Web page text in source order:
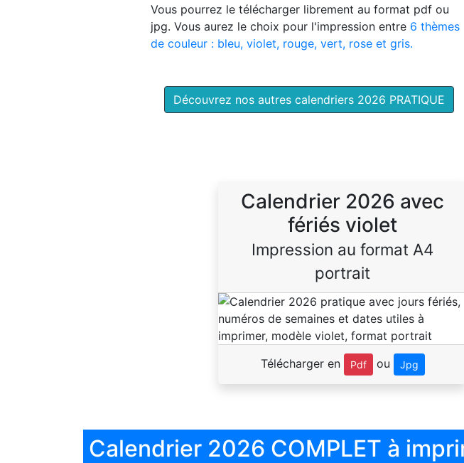
Vous pourrez le télécharger librement au format pdf ou
jpg. Vous aurez le choix pour l'impression entre 6 thèmes
de couleur : bleu, violet, rouge, vert, rose et gris.
Découvrez nos autres calendriers 2026 PRATIQUE
Calendrier 2026 avec
fériés violet
Impression au format A4
portrait
Télécharger en Pdf ou Jpg
Calendrier 2026 COMPLET à